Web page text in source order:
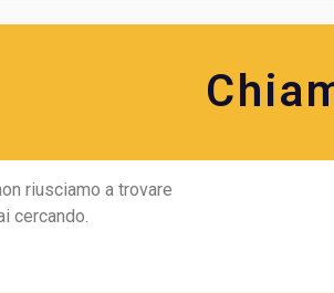
riusciamo a trovare
cercando.